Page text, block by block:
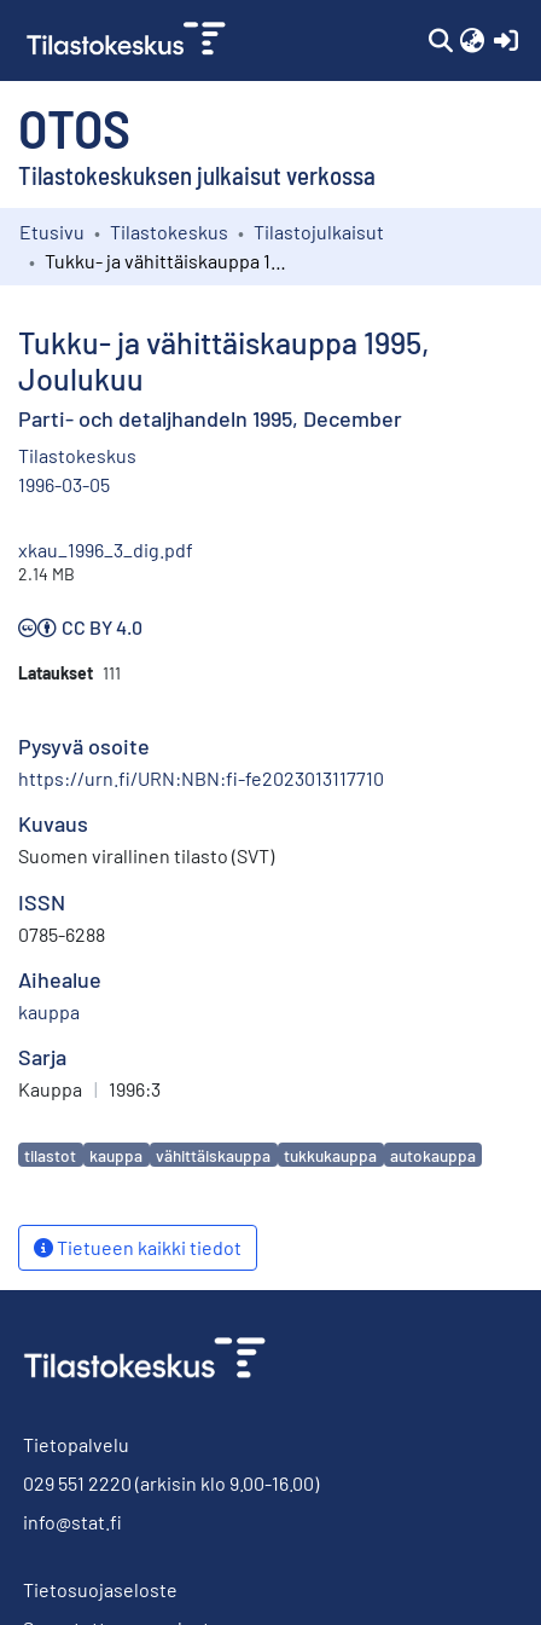
OTOS
Tilastokeskuksen julkaisut verkossa
Kokoelmat
Etusivu Tilastokeskus
Tilastojulkaisut
Tukku- ja vähittäiskauppa 1995,
Joulukuu
Parti- och detaljhandeln 1995, December
Tilastokeskus
1996-03-05
xkau_1996_3_dig.pdf
2.14 MB
CC BY 4.0
Lataukset 111
Pysyvä osoite
https://urn.fi/URN:NBN:fi-fe2023013117710
Kuvaus
Suomen virallinen tilasto (SVT)
ISSN
0785-6288
Aihealue
kauppa
Sarja
Kauppa | 1996:3
Avainsanat
tilastot kauppa vähittäiskauppa tukkukauppa autokauppa
Tietueen kaikki tiedot
Tietopalvelu
029 551 2220 (arkisin klo 9.00-16.00)
info@stat.fi
Tietosuojaseloste